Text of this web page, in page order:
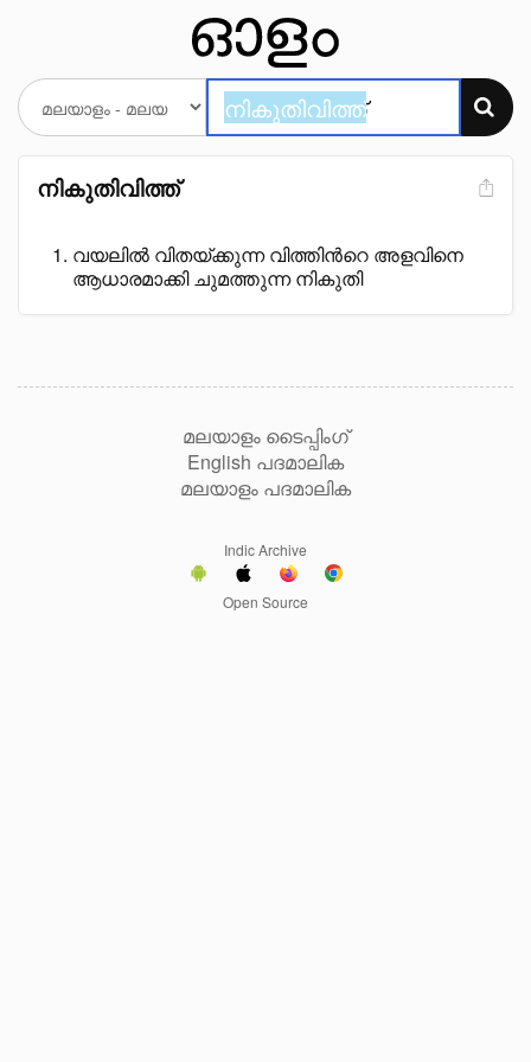
നികുതിവിത്ത്
വയലിൽ വിതയ്ക്കുന്ന വിത്തിൻറെ അളവിനെ
ആധാരമാക്കി ചുമത്തുന്ന നികുതി
മലയാളം ടൈപ്പിംഗ്
English പദമാലിക
മലയാളം പദമാലിക
Indic Archive
Open Source